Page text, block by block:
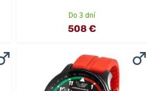
Do 3 dní
508 €